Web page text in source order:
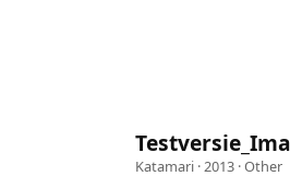
Katamari · 2013 ·Other